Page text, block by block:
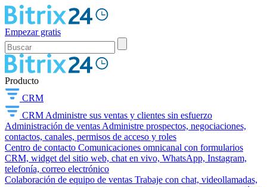
Empezar gratis
Producto
CRM
CRM Administre sus ventas y clientes sin esfuerzo
Administración de ventas Administre prospectos, negociaciones,
contactos, canales, permisos de acceso y roles
Centro de contacto Comunicaciones omnicanal con formularios
CRM, widget del sitio web, chat en vivo, WhatsApp, Instagram,
telefonía, correo electrónico
Colaboración de equipo de ventas Trabaje con chat, videollamadas,